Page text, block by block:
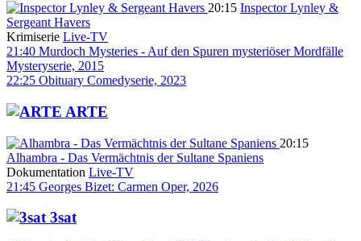
20:15 Inspector Lynley &
Sergeant Havers
Krimiserie Live-TV
21:40 Murdoch Mysteries - Auf den Spuren mysteriöser Mordfälle
Mysteryserie, 2015
22:25 Obituary Comedyserie, 2023
ARTE
20:15
Alhambra - Das Vermächtnis der Sultane Spaniens
Dokumentation Live-TV
21:45 Georges Bizet: Carmen Oper, 2026
3sat